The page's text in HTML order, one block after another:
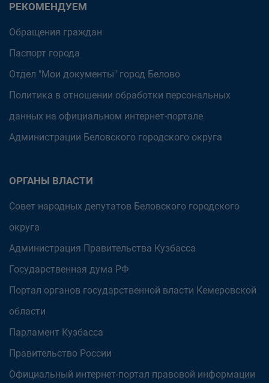
РЕКОМЕНДУЕМ
Обращения граждан
Паспорт города
Отдел "Мои документы" город Белово
Политика в отношении обработки персональных
данных на официальном интернет-портале
Администрации Беловского городского округа
ОРГАНЫ ВЛАСТИ
Совет народных депутатов Беловского городского
округа
Администрация Правительства Кузбасса
Государственная дума РФ
Портал органов государственной власти Кемеровской
области
Парламент Кузбасса
Правительство России
Официальный интернет-портал правовой информации